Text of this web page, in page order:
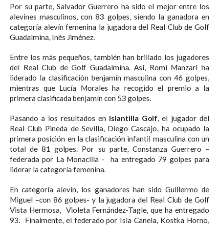
Por su parte, Salvador Guerrero ha sido el mejor entre los
alevines masculinos, con 83 golpes, siendo la ganadora en
categoría alevín femenina la jugadora del Real Club de Golf
Guadalmina, Inés Jiménez.
Entre los más pequeños, también han brillado los jugadores
del Real Club de Golf Guadalmina. Así, Romi Manzari ha
liderado la clasificación benjamín masculina con 46 golpes,
mientras que Lucía Morales ha recogido el premio a la
primera clasificada benjamín con 53 golpes.
Pasando a los resultados en Islantilla Golf, el jugador del
Real Club Pineda de Sevilla, Diego Cascajo, ha ocupado la
primera posición en la clasificación infantil masculina con un
total de 81 golpes. Por su parte, Constanza Guerrero –
federada por La Monacilla - ha entregado 79 golpes para
liderar la categoría femenina.
En categoría alevín, los ganadores han sido Guillermo de
Miguel –con 86 golpes- y la jugadora del Real Club de Golf
Vista Hermosa, Violeta Fernández-Tagle, que ha entregado
93. Finalmente, el federado por Isla Canela, Kostka Horno,